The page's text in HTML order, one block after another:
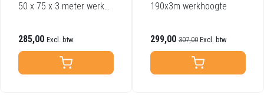
50 x 75 x 3 meter werkho
285,00 Excl. btw
190x3m werkhoogte
299,00 307,00 Excl. btw